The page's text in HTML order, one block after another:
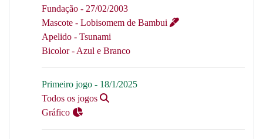
Fundação - 27/02/2003
Mascote - Lobisomem de Bambui
Apelido - Tsunami
Bicolor - Azul e Branco
Primeiro jogo - 18/1/2025
Todos os jogos
Gráfico